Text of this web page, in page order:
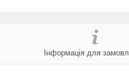
Інформація для